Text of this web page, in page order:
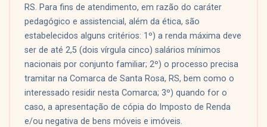
RS. Para fins de atendimento, em razão do caráter
pedagógico e assistencial, além da ética, são
estabelecidos alguns critérios: 1º) a renda máxima deve
ser de até 2,5 (dois vírgula cinco) salários mínimos
nacionais por conjunto familiar; 2º) o processo precisa
tramitar na Comarca de Santa Rosa, RS, bem como o
interessado residir nesta Comarca; 3º) quando for o
caso, a apresentação de cópia do Imposto de Renda
e/ou negativa de bens móveis e imóveis.